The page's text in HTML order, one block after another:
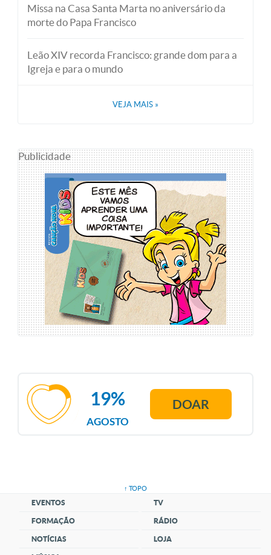
Missa na Casa Santa Marta no aniversário da
morte do Papa Francisco
Leão XIV recorda Francisco: grande dom para a
Igreja e para o mundo
VEJA MAIS »
Publicidade
AGOSTO
19% DOAR
↑ TOPO
EVENTOS
FORMAÇÃO
NOTÍCIAS
TV
RÁDIO
LOJA